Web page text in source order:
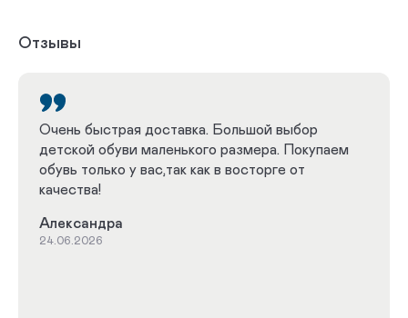
Демисезонные полусапоги
Демисезонные полуботинки Зимние сапоги
Зимние сноубутсы
Зимние ботинки
Отзывы
Очень быстрая доставка. Большой выбор
детской обуви маленького размера. Покупаем
обувь только у вас,так как в восторге от
качества!
Александра
24.06.2026